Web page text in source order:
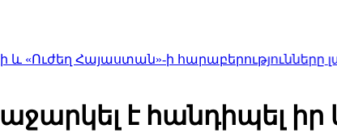
ի հարաբերությունները լարվել են․
է հանդիպել